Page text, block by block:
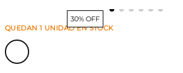
30% OFF
QUEDAN1 UNIDADEN STOCK